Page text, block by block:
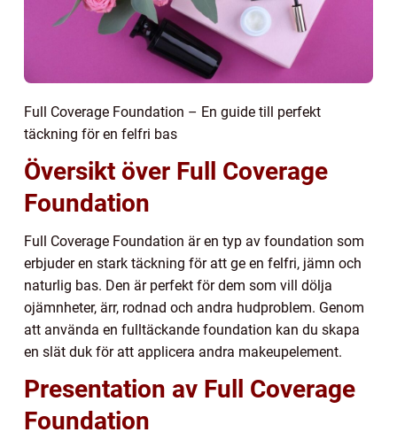
Full Coverage Foundation – En guide till perfekt
täckning för en felfri bas
Översikt över Full Coverage
Foundation
Full Coverage Foundation är en typ av foundation som
erbjuder en stark täckning för att ge en felfri, jämn och
naturlig bas. Den är perfekt för dem som vill dölja
ojämnheter, ärr, rodnad och andra hudproblem. Genom
att använda en fulltäckande foundation kan du skapa
en slät duk för att applicera andra makeupelement.
Presentation av Full Coverage
Foundation